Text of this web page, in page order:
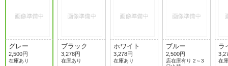
グレー
2,500円
在庫あり
ブラック
3,278円
在庫あり
ホワイト
3,278円
在庫あり
ブルー
2,500円
店在庫有り 2～3
ラ
在